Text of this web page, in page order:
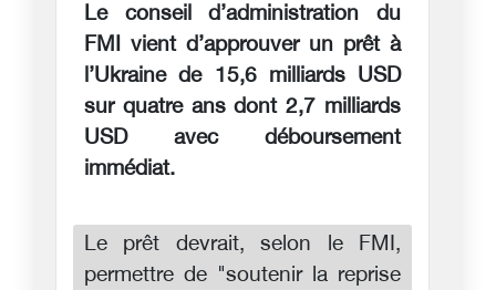
Le conseil d’administration du
FMI vient d’approuver un prêt à
l’Ukraine de 15,6 milliards USD
sur quatre ans dont 2,7 milliards
USD avec déboursement
immédiat.
Le prêt devrait, selon le FMI,
permettre de "soutenir la reprise